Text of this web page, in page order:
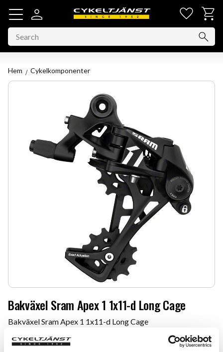
Menu
Basket
Hem Cykelkomponenter
Bakväxel Sram Apex 1 1x11-d Long Cage
Bakväxel Sram Apex 1 1x11-d Long Cage
999:-